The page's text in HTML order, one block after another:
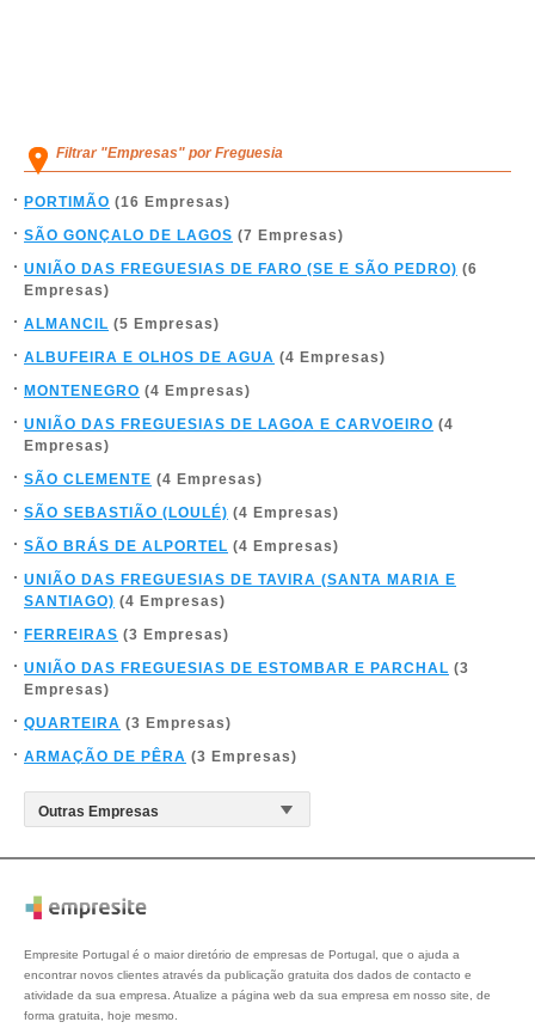
Filtrar "Empresas" por Freguesia
PORTIMÃO (16 Empresas)
SÃO GONÇALO DE LAGOS (7 Empresas)
UNIÃO DAS FREGUESIAS DE FARO (SE E SÃO PEDRO) (6
Empresas)
ALMANCIL (5 Empresas)
ALBUFEIRA E OLHOS DE AGUA (4 Empresas)
MONTENEGRO (4 Empresas)
UNIÃO DAS FREGUESIAS DE LAGOA E CARVOEIRO (4
Empresas)
SÃO CLEMENTE (4 Empresas)
SÃO SEBASTIÃO (LOULÉ) (4 Empresas)
SÃO BRÁS DE ALPORTEL (4 Empresas)
UNIÃO DAS FREGUESIAS DE TAVIRA (SANTA MARIA E
SANTIAGO) (4 Empresas)
FERREIRAS (3 Empresas)
UNIÃO DAS FREGUESIAS DE ESTOMBAR E PARCHAL (3
Empresas)
QUARTEIRA (3 Empresas)
ARMAÇÃO DE PÊRA (3 Empresas)
Empresite Portugal é o maior diretório de empresas de Portugal, que o ajuda a
encontrar novos clientes através da publicação gratuita dos dados de contacto e
atividade da sua empresa. Atualize a página web da sua empresa em nosso site, de
forma gratuita, hoje mesmo.